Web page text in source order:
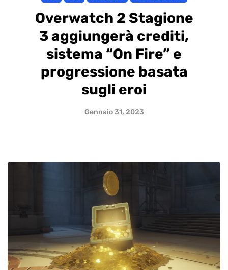
Overwatch 2 Stagione
3 aggiungerà crediti,
sistema “On Fire” e
progressione basata
sugli eroi
Gennaio 31, 2023